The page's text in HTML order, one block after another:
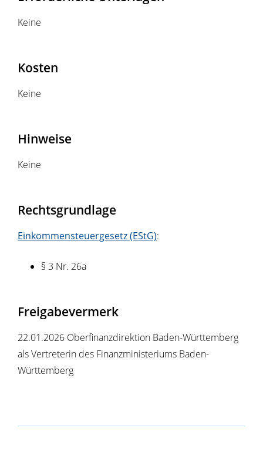
Keine
Kosten
Keine
Hinweise
Keine
Rechtsgrundlage
Einkommensteuergesetz (EStG):
§ 3 Nr. 26a
Freigabevermerk
22.01.2026 Oberfinanzdirektion Baden-Württemberg
als Vertreterin des Finanzministeriums Baden-
Württemberg